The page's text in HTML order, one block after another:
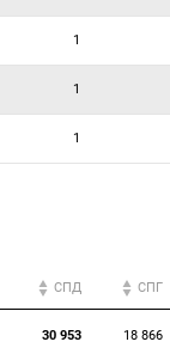
1
1
1
CПД CПГ
30 953 18 866